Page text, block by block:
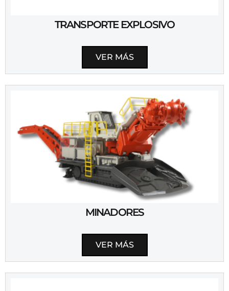
TRANSPORTE EXPLOSIVO
VER MÁS
MINADORES
VER MÁS